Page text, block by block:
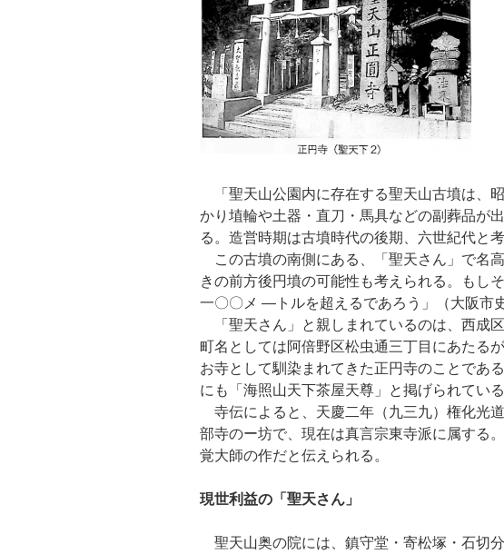
「聖天山公園内に存在する聖天山古墳は、
かり埴輪や土器・直刀・馬具などの副葬品が
る。造営時期は古墳時代の後期、六世紀代と
この古墳の南側にある、「聖天さん」で名
きの前方後円墳の可能性も考えられる。もし
一〇〇メ —トルを超えるであろう」（大阪市史
「聖天さん」と親しまれているのは、西成区
町名としては阿倍野区松虫通三丁目にあたる
お寺として馴染まれてきた正円寺のことであ
にも「海照山天下茶屋天尊」と掲げられている
寺伝によると、天慶二年（九三九）権化光
部寺のー坊で、現在は真言宗東寺派に属する
覚大師の作だと伝えられる。
現世利益の「聖天さん」
聖天山奥の院には、鎮守堂・寄松塚・石切